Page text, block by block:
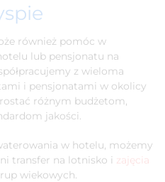
również pomóc w
lub pensjonatu na
z wieloma
i pensjonatami w okolicy
różnym budżetom,
jakości.
w hotelu, możemy
transfer na lotnisko i zajęcia
wiekowych.